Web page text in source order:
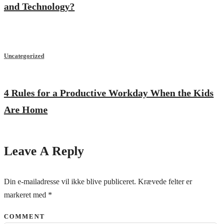
and Technology?
Uncategorized
4 Rules for a Productive Workday When the Kids
Are Home
Leave A Reply
Din e-mailadresse vil ikke blive publiceret. Krævede felter er
markeret med *
COMMENT